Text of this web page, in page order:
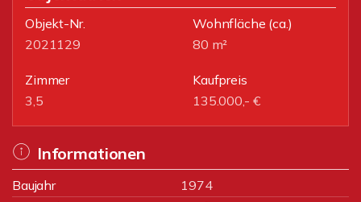
Objekt-Nr.
2021129
Wohnfläche (ca.)
80 m²
Zimmer
3,5
Kaufpreis
135.000,- €
Informationen
Baujahr
1974